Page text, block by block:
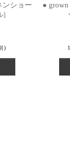
ンショー
]
)
● grown